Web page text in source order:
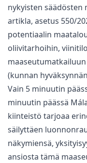
nykyisten säädösten
artikla, asetus 550/
potentiaalin
oliivitarhoihin,
(kunnan
Vain 5 minuutin
‌minuutin ‌päässä
kiinteistö tarjoaa
‌säilyttäen
‌näkymiensä,
‌ansiosta tämä